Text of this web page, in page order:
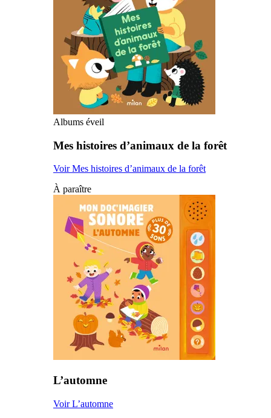
Albums éveil
Mes histoires d’animaux de la forêt
Voir Mes histoires d’animaux de la forêt
À paraître
L’automne
Voir L’automne